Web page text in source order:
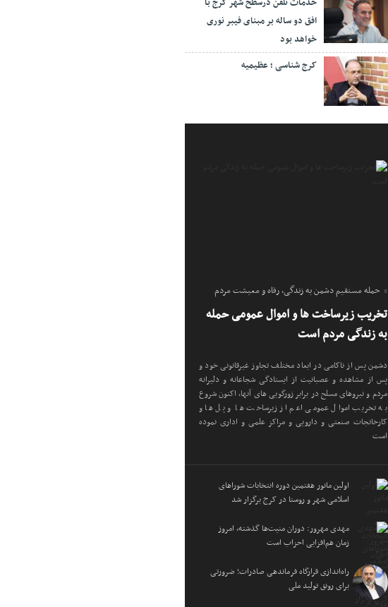
افق دو ساله بر مبنای فیبر نوری
خواهد بود
کرج شناسی ؛ عظیمیه
حمله مستقیم دشمن به زندگی، رفاه و معیشت مردم
تخریب زیرساخت ها و اموال عمومی حمله
به زندگی مردم است
دشمن پس از ناکامی در ابعاد مختلف تجاوز غیرقانونی خود و
پس از مشاهده و عصبانیت از ایستادگی شجاعانه و دلیرانه
مردم و نیروهای مسلح در برابر زورگویی های آنها، اکنون شروع
به تخریب اموال عمومی اعم از زیرساخت ها و پل ها و
کارخانجات صنعتی و دارویی و مراکز علمی و اداری نموده
است
اولین مانور هفتمین دوره انتخابات شوراهای
اسلامی شهر و روستا در کرج برگزار شد
مهدی مهرور: دوران منیت‌ها گذشته، امروز
زمان هم‌افزایی احزاب است
راه‌اندازی قرارگاه فرماندهی صادرات؛ ضرورتی
برای رونق تولید ملی